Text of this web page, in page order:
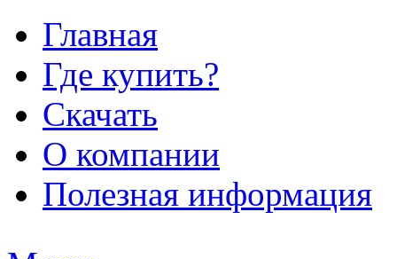
Главная
Где купить?
Скачать
О компании
Полезная информация